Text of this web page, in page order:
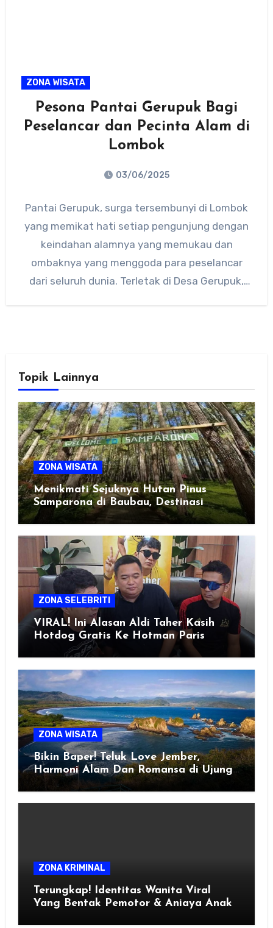
ZONA WISATA
Pesona Pantai Gerupuk Bagi
Peselancar dan Pecinta Alam di
Lombok
03/06/2025
Comments
Pantai Gerupuk, surga tersembunyi di Lombok
yang memikat hati setiap pengunjung dengan
keindahan alamnya yang memukau dan
ombaknya yang menggoda para peselancar
dari seluruh dunia. Terletak di Desa Gerupuk,
Topik Lainnya
ZONA WISATA
Menikmati Sejuknya Hutan Pinus
Samparona di Baubau, Destinasi
Healing Favorit!
ZONA SELEBRITI
VIRAL! Ini Alasan Aldi Taher Kasih
Hotdog Gratis Ke Hotman Paris
ZONA WISATA
Bikin Baper! Teluk Love Jember,
Harmoni Alam Dan Romansa di Ujung
Selatan Jawa
ZONA KRIMINAL
Terungkap! Identitas Wanita Viral
Yang Bentak Pemotor & Aniaya Anak